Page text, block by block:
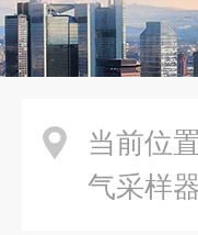
当前位
气采样